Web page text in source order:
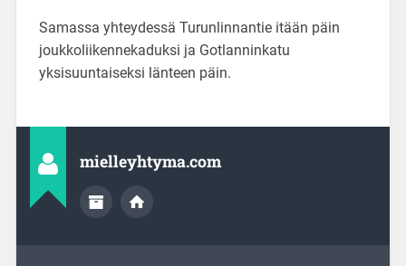
Samassa yhteydessä Turunlinnantie itään päin
joukkoliikennekaduksi ja Gotlanninkatu
yksisuuntaiseksi länteen päin.
mielleyhtyma.com